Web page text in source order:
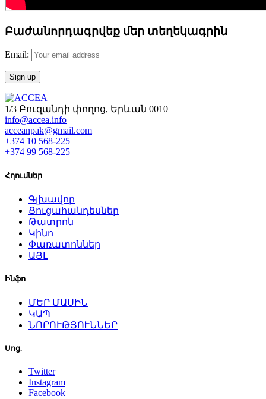
Բաժանորդագրվեք մեր տեղեկագրին
Email:
1/3 Բուզանդի փողոց, Երևան 0010
info@accea.info
acceanpak@gmail.com
+374 10 568-225
+374 99 568-225
Հղումներ
Գլխավոր
Ցուցահանդեսներ
Թատրոն
Կինո
Փառատոններ
ԱՅԼ
Ինֆո
ՄԵՐ ՄԱՍԻՆ
ԿԱՊ
ՆՈՐՈՒԹՅՈՒՆՆԵՐ
Սոց.
Twitter
Instagram
Facebook